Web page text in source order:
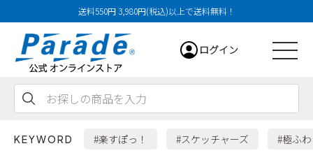
送料550円 3,980円(税込)以上で送料無料！
ログイン
KEYWORD #楽すぽっ！ #スケッチャーズ #極ふ